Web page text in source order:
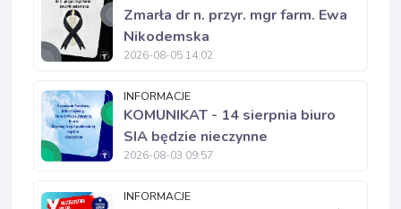
Zmarła dr n. przyr. mgr farm. Ewa
Nikodemska
2026-08-05 14:02
INFORMACJE
KOMUNIKAT - 14 sierpnia biuro
SIA będzie nieczynne
2026-08-03 09:57
INFORMACJE